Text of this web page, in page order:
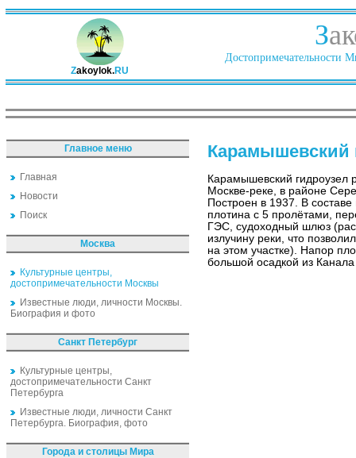
Zakoylok.RU
З
Достопримечательности
Главное меню
Главная
Новости
Поиск
Москва
Культурные центры,
достопримечательности Москвы
Известные люди, личности Москвы.
Биография и фото
Санкт Петербург
Культурные центры,
достопримечательности Санкт
Петербурга
Известные люди, личности Санкт
Петербурга. Биография, фото
Города и столицы Мира
Карамышевский
Карамышевский гидроузел
Москве-реке, в районе
Построен в 1937. В
плотина с 5 пролётами,
ГЭС, судоходный шлюз
излучину реки, что
на этом участке). Напор
большой осадкой из